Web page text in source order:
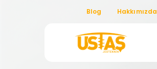
Blog Hakkımızda